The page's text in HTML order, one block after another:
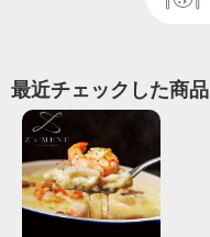
最近チェックした商品